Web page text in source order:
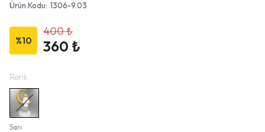
Ürün Kodu: 1306-9.03
%10
400 ₺
360 ₺
Renk
Sarı